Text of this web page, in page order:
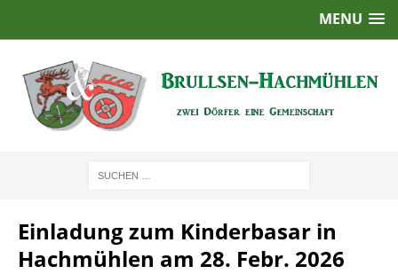
MENU
Einladung zum Kinderbasar in
Hachmühlen am 28. Febr. 2026